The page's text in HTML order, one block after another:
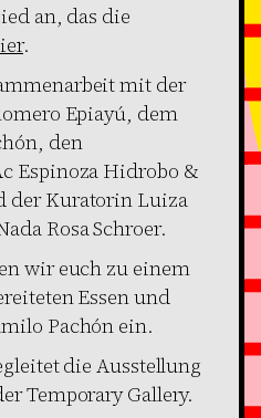
an, das die
.
mit der
Epiayú, dem
den
Espinoza Hidrobo &
der Kuratorin Luiza
Rosa Schroer.
wir euch zu einem
Essen und
Pachón ein.
die Ausstellung
Temporary Gallery.